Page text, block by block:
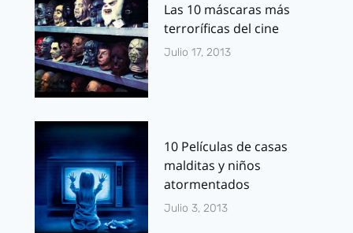
Las 10 máscaras más
terroríficas del cine
Julio 17, 2013
10 Películas de casas
malditas y niños
atormentados
Julio 3, 2013